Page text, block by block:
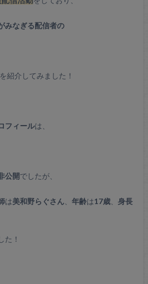
みなぎる配信者の
を紹介してみました！
フィールは、
公開でしたが、
は美和野らぐさん 年齢は17歳、 身長
た！